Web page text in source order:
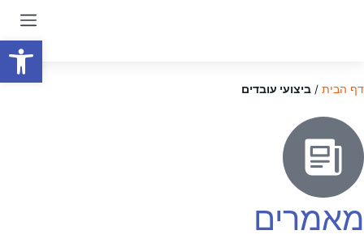
פתח
דף הבית / ביצועי עובדים
מאמרים